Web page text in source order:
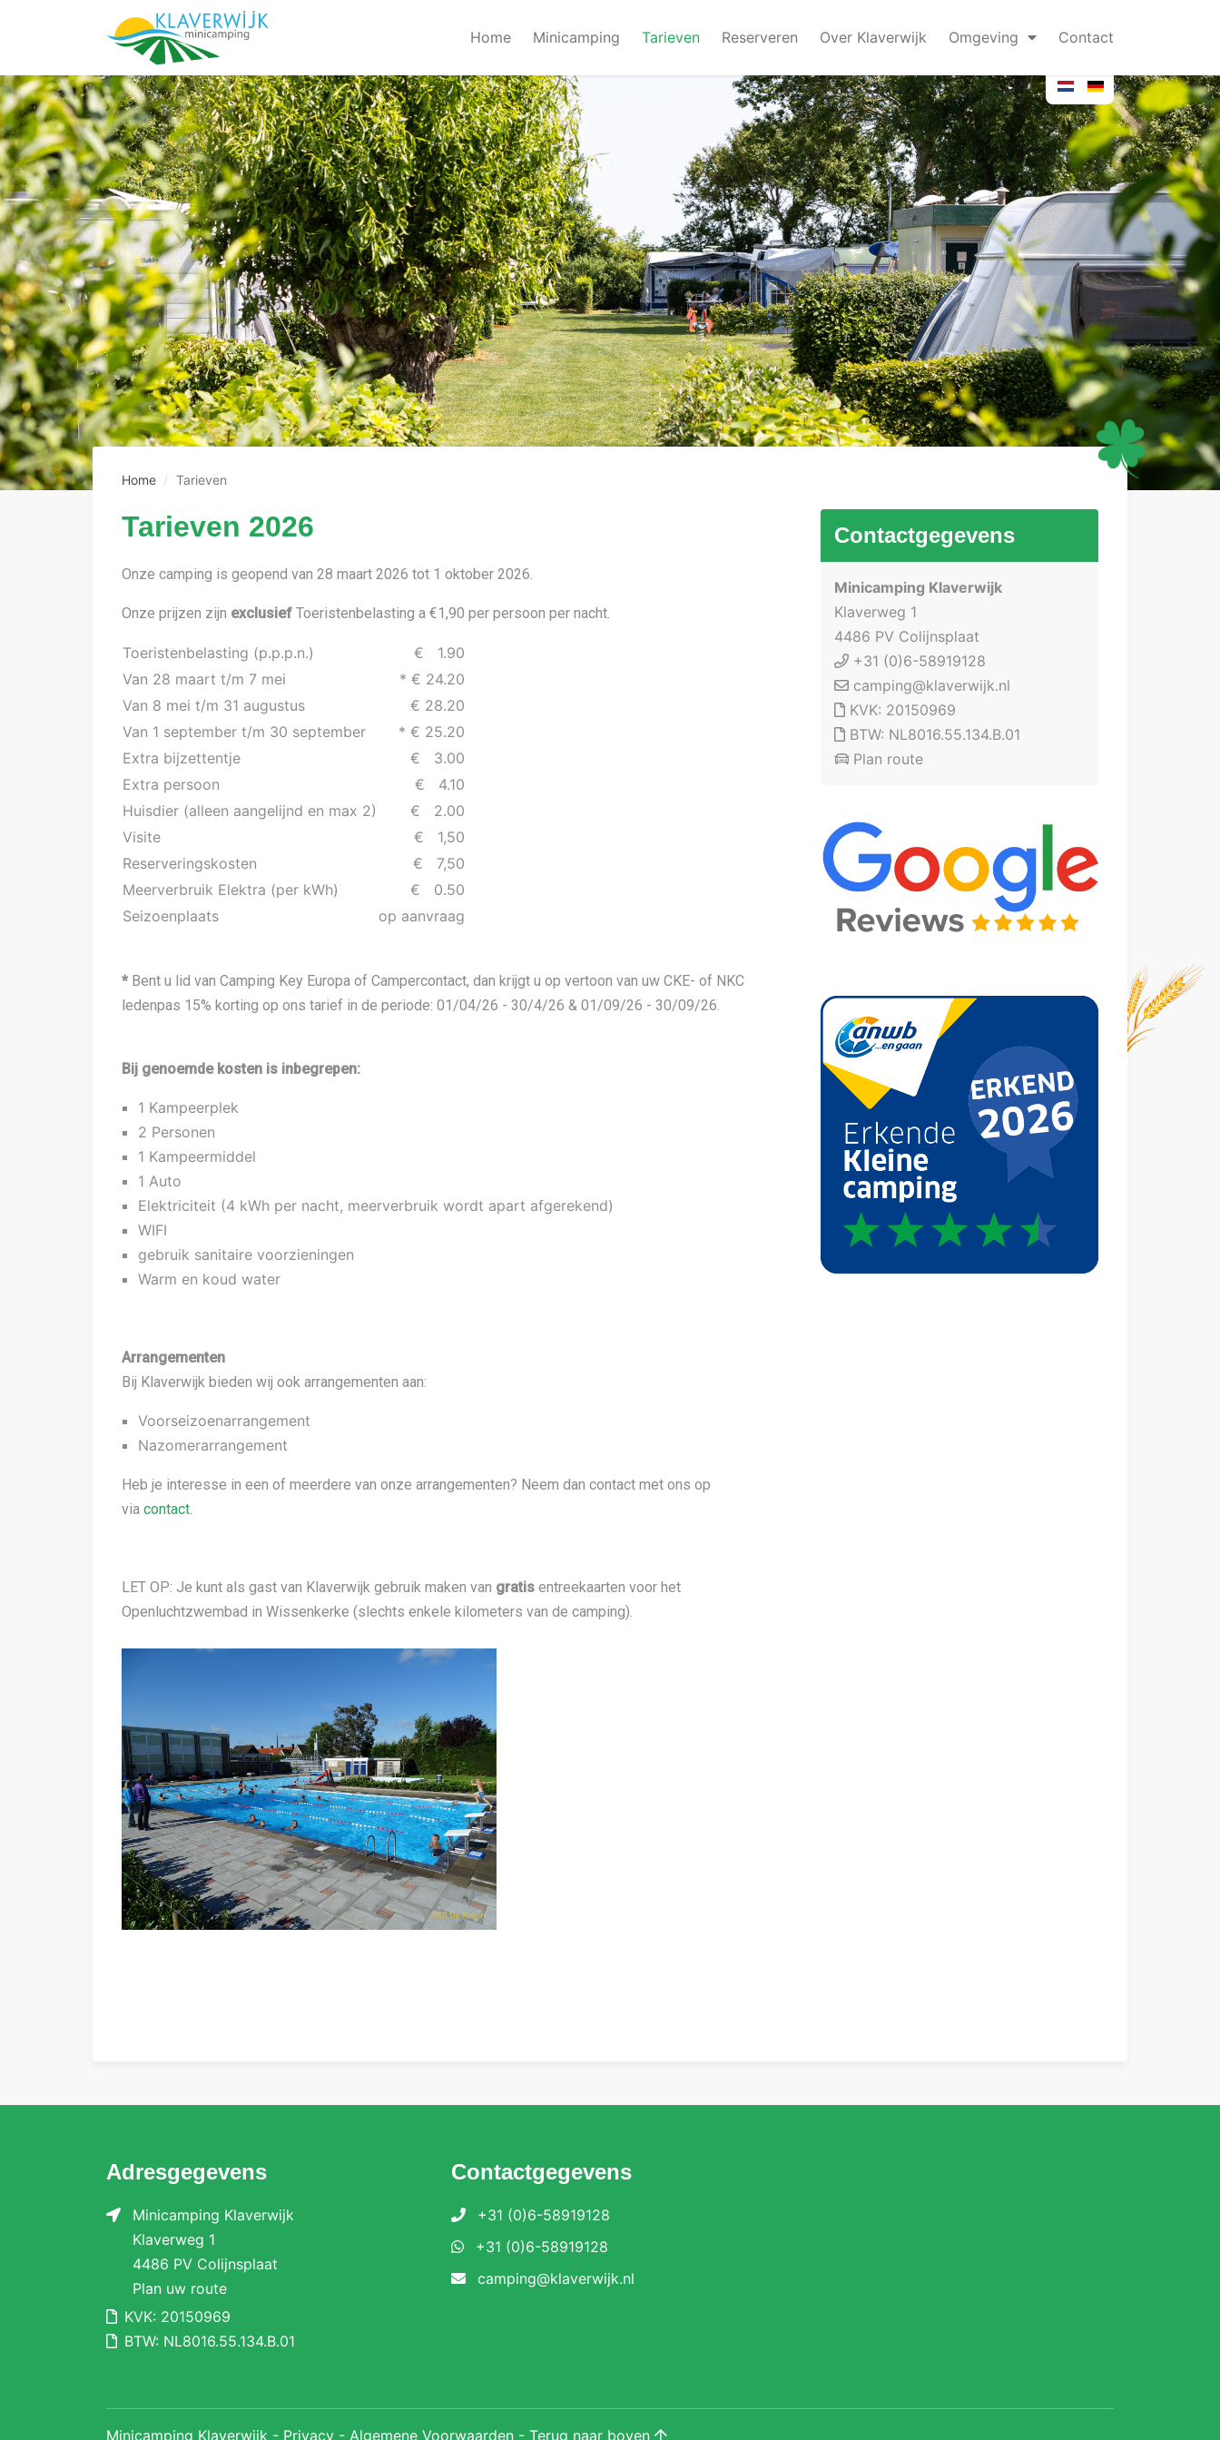
Home Minicamping Tarieven Reserveren Over Klaverwijk Omgeving Contact
Home Tarieven
Tarieven 2026
Onze camping is geopend van 28 maart 2026 tot 1 oktober 2026.
Onze prijzen zijn exclusief Toeristenbelasting a €1,90 per persoon per nacht.
Toeristenbelasting (p.p.p.n.)
€ 1.90
Van 28 maart t/m 7 mei
* € 24.20
Van 8 mei t/m 31 augustus
€ 28.20
Van 1 september t/m 30 september
* € 25.20
Extra bijzettentje
€ 3.00
Extra persoon
€ 4.10
Huisdier (alleen aangelijnd en max 2)
€ 2.00
Visite
€ 1,50
Reserveringskosten
€ 7,50
Meerverbruik Elektra (per kWh)
€ 0.50
Seizoenplaats
op aanvraag
*Bent u lid van Camping Key Europa of Campercontact, dan krijgt u op vertoon van uw CKE- of NKC
ledenpas 15% korting op ons tarief in de periode: 01/04/26 - 30/4/26 & 01/09/26 - 30/09/26.
Bij genoemde kosten is inbegrepen:
1 Kampeerplek
2 Personen
1 Kampeermiddel
1 Auto
Elektriciteit (4 kWh per nacht, meerverbruik wordt apart afgerekend)
WIFI
gebruik sanitaire voorzieningen
Warm en koud water
Arrangementen
Bij Klaverwijk bieden wij ook arrangementen aan:
Voorseizoenarrangement
Nazomerarrangement
Heb je interesse in een of meerdere van onze arrangementen? Neem dan contact met ons op
via contact
LET OP: Je kunt als gast van Klaverwijk gebruik maken van gratis entreekaarten voor het
Openluchtzwembad in Wissenkerke (slechts enkele kilometers van de camping).
Contactgegevens
Minicamping Klaverwijk
Klaverweg 1
4486 PV Colijnsplaat
+31 (0)6-58919128
camping@klaverwijk.nl
KVK: 20150969
BTW: NL8016.55.134.B.01
Plan route
Adresgegevens
Minicamping Klaverwijk
Klaverweg 1
4486 PV Colijnsplaat
Plan uw route
KVK: 20150969
BTW: NL8016.55.134.B.01
Contactgegevens
+31 (0)6-58919128
+31 (0)6-58919128
camping@klaverwijk.nl
Minicamping Klaverwijk - Privacy - Algemene Voorwaarden - Terug naar boven